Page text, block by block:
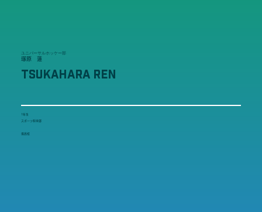
ユニバーサルホッケー部
塚原 蓮
TSUKAHARA REN
1年生
スポーツ科学部
境高校